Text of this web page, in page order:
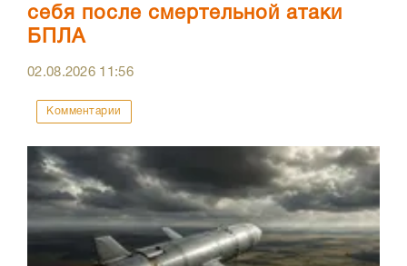
себя после смертельной атаки
БПЛА
02.08.2026 11:56
Комментарии